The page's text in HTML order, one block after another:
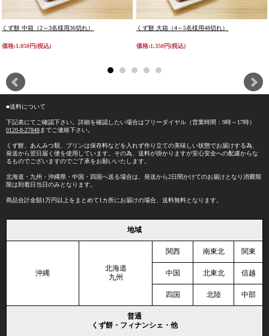
くず餅 中箱（2～3名様用36切れ）
価格:1,050円(税込)
くず餅 大箱（4～5名様用48切れ）
価格:1,350円(税込)
■送料について
下記表にてご確認下さい。詳細を確認したい場合はフリーダイヤル（営業時間：9時～17時）
0120-8-27848までご連絡下さい。
くず餅、あんみつ類、プリンは保存料などを入れず作り立ての美味しい状態でお届けする為、
発送から翌日届く便を使用しています。その為、送料が掛かりますが安心安全への配慮からな
るものでございますのでご了承をお願いいたします。
北海道・九州・沖縄県・中国・四国へ送る場合は、発送から2日間かけてのお届けとなり消費期
限は到着日当日のみとなります。
商品合計金額1万円以上をまとめて1カ所にお届けの場合、送料無料となります。
地域
沖縄
北海道
九州
関西 南東北 関東
中国 北東北 信越
四国 北陸 中部
普通
くず餅・フィナンシェ・他